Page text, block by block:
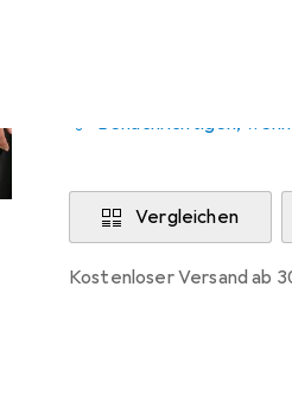
Benachrichtigen,
Vergleichen
Kostenloser Versand ab